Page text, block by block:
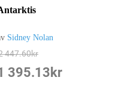
Sidney Nolan
447.60kr
395.13kr